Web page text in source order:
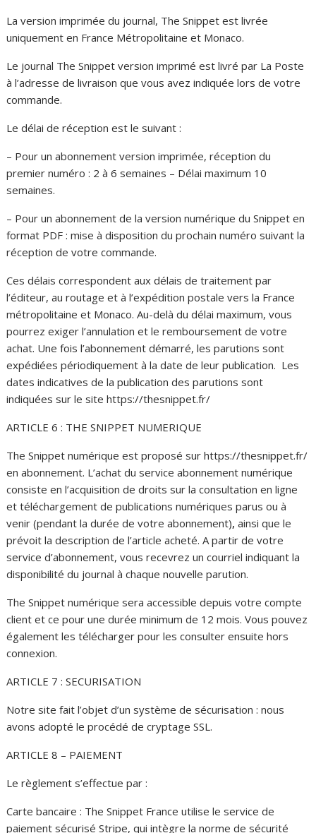
La version imprimée du journal, The Snippet est livrée
uniquement en France Métropolitaine et Monaco.
Le journal The Snippet version imprimé est livré par La Poste
à l’adresse de livraison que vous avez indiquée lors de votre
commande.
Le délai de réception est le suivant :
– Pour un abonnement version imprimée, réception du
premier numéro : 2 à 6 semaines – Délai maximum 10
semaines.
– Pour un abonnement de la version numérique du Snippet en
format PDF : mise à disposition du prochain numéro suivant la
réception de votre commande.
Ces délais correspondent aux délais de traitement par
l’éditeur, au routage et à l’expédition postale vers la France
métropolitaine et Monaco. Au-delà du délai maximum, vous
pourrez exiger l’annulation et le remboursement de votre
achat. Une fois l’abonnement démarré, les parutions sont
expédiées périodiquement à la date de leur publication. Les
dates indicatives de la publication des parutions sont
indiquées sur le site https://thesnippet.fr/
ARTICLE 6 : THE SNIPPET NUMERIQUE
The Snippet numérique est proposé sur https://thesnippet.fr/
en abonnement. L’achat du service abonnement numérique
consiste en l’acquisition de droits sur la consultation en ligne
et téléchargement de publications numériques parus ou à
venir (pendant la durée de votre abonnement),ainsi que le
prévoit la description de l’article acheté. A partir de votre
service d’abonnement, vous recevrez un courriel indiquant la
disponibilité du journal à chaque nouvelle parution.
The Snippet numérique sera accessible depuis votre compte
client et ce pour une durée minimum de 12 mois. Vous pouvez
également les télécharger pour les consulter ensuite hors
connexion.
ARTICLE 7 : SECURISATION
Notre site fait l’objet d’un système de sécurisation : nous
avons adopté le procédé de cryptage SSL.
ARTICLE 8 – PAIEMENT
Le règlement s’effectue par :
Carte bancaire : The Snippet France utilise le service de
paiement sécurisé Stripe, qui intègre la norme de sécurité